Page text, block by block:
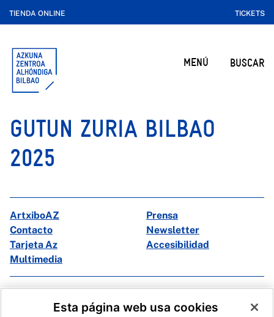
TIENDA ONLINE TICKETS
MENÚ BUSCAR
GUTUN ZURIA BILBAO
2025
ArtxiboAZ
Prensa
Contacto
Newsletter
Tarjeta Az
Accesibilidad
Multimedia
Instagram
Youtube
Esta página web usa cookies